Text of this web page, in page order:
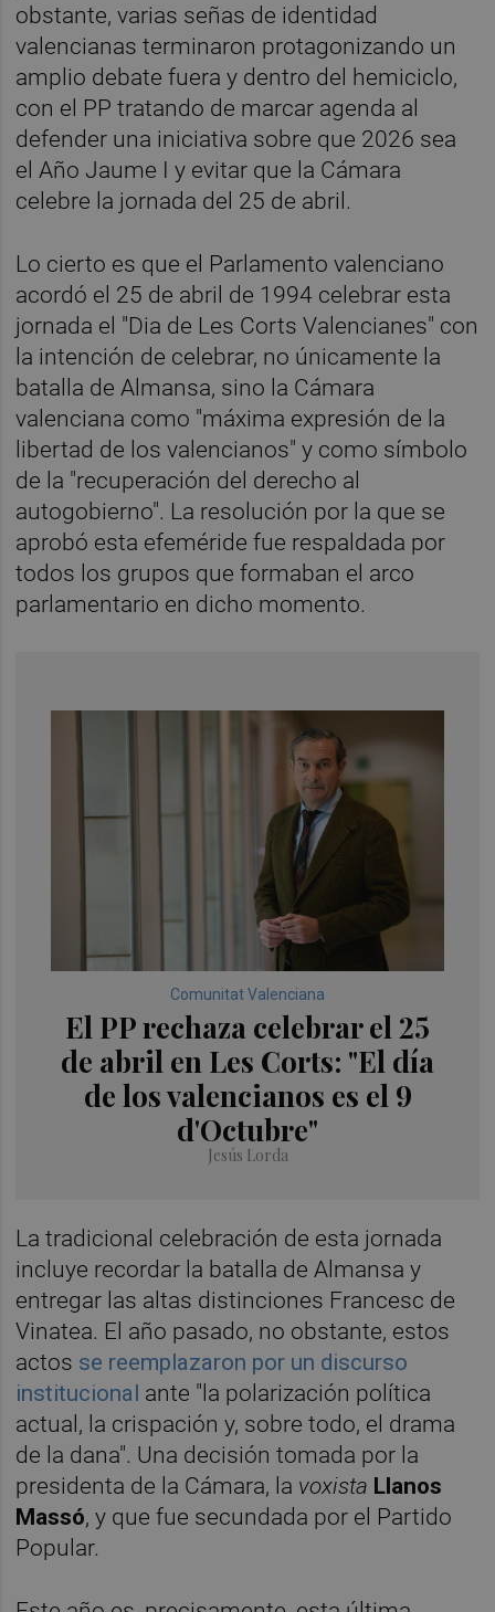
obstante, varias señas de identidad
valencianas terminaron protagonizando un
amplio debate fuera y dentro del hemiciclo,
con el PP tratando de marcar agenda al
defender una iniciativa sobre que 2026 sea
el Año Jaume I y evitar que la Cámara
celebre la jornada del 25 de abril.
Lo cierto es que el Parlamento valenciano
acordó el 25 de abril de 1994 celebrar esta
jornada el "Dia de Les Corts Valencianes" con
la intención de celebrar, no únicamente la
batalla de Almansa, sino la Cámara
valenciana como "máxima expresión de la
libertad de los valencianos" y como símbolo
de la "recuperación del derecho al
autogobierno". La resolución por la que se
aprobó esta efeméride fue respaldada por
todos los grupos que formaban el arco
parlamentario en dicho momento.
Comunitat Valenciana
El PP rechaza celebrar el 25
de abril en Les Corts: "El día
de los valencianos es el 9
d'Octubre"
Jesús Lorda
La tradicional celebración de esta jornada
incluye recordar la batalla de Almansa y
entregar las altas distinciones Francesc de
Vinatea. El año pasado, no obstante, estos
actos se reemplazaron por un discurso
institucional ante "la polarización política
actual, la crispación y, sobre todo, el drama
de la dana". Una decisión tomada por la
presidenta de la Cámara, la voxista Llanos
Massó, y que fue secundada por el Partido
Popular.